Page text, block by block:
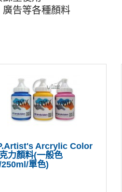
告等各種顏料
Arcrylic Color
力顏料(一般色
250ml/單色)